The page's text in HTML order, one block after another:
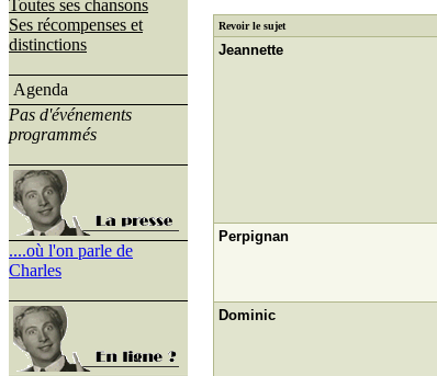
Toutes ses chansons
Ses récompenses et
distinctions
Agenda
Pas d'événements
programmés
....où l'on parle de
Charles
Revoir le sujet
Jeannette
Perpignan
Dominic